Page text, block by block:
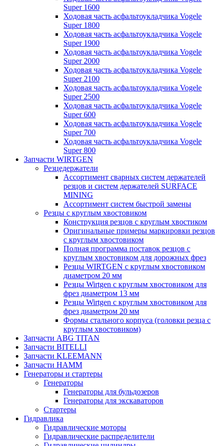
Super 1600
Ходовая часть асфальтоукладчика Vogele
Super 1800
Ходовая часть асфальтоукладчика Vogele
Super 1900
Ходовая часть асфальтоукладчика Vogele
Super 2000
Ходовая часть асфальтоукладчика Vogele
Super 2100
Ходовая часть асфальтоукладчика Vogele
Super 2500
Ходовая часть асфальтоукладчика Vogele
Super 600
Ходовая часть асфальтоукладчика Vogele
Super 700
Ходовая часть асфальтоукладчика Vogele
Super 800
Запчасти WIRTGEN
Резцедержатели
Ассортимент сварных систем держателей
резцов и систем держателей SURFACE
MINING
Ассортимент систем быстрой замены
Резцы с круглым хвостовиком
Конструкция резцов с круглым хвостиком
Оригинальные примеры маркировки резцов
с круглым хвостовиком
Полная программа поставок резцов с
круглым хвостовиком для дорожных фрез
Резцы WIRTGEN с круглым хвостовиком
диаметром 20 мм
Резцы Wirtgen с круглым хвостовиком для
фрез диаметром 13 мм
Резцы Wirtgen с круглым хвостовиком для
фрез диаметром 20 мм
Формы стального корпуса (головки резца с
круглым хвостовиком)
Запчасти ABG TITAN
Запчасти BITELLI
Запчасти KLEEMANN
Запчасти HAMM
Генераторы и стартеры
Генераторы
Генераторы для бульдозеров
Генераторы для экскаваторов
Стартеры
Гидравлика
Гидравлические моторы
Гидравлические распределители